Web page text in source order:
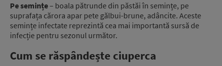
Pe semințe– boala pătrunde din păstăi în semințe, pe
suprafața cărora apar pete gălbui-brune, adâncite. Aceste
semințe infectate reprezintă cea mai importantă sursă de
infecție pentru sezonul următor.
Cum se răspândește ciuperca